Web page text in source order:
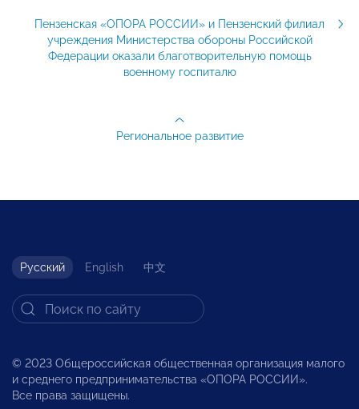
Пензенская «ОПОРА РОССИИ» и Пензенский филиал
учреждения Министерства обороны Российской
Федерации оказали благотворительную помощь
военному госпиталю
Региональное развитие
Русский English 中文
© 2023 Общероссийская общественная организация малого
и среднего предпринимательства «ОПОРА РОССИИ».
Все права защищены.